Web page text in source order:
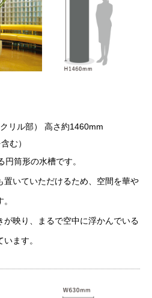
リル部） 高さ約1460mm
む）
筒形の水槽です。
置いていただけるため、空間を華や
映り、まるで空中に浮かんでいる
ます。